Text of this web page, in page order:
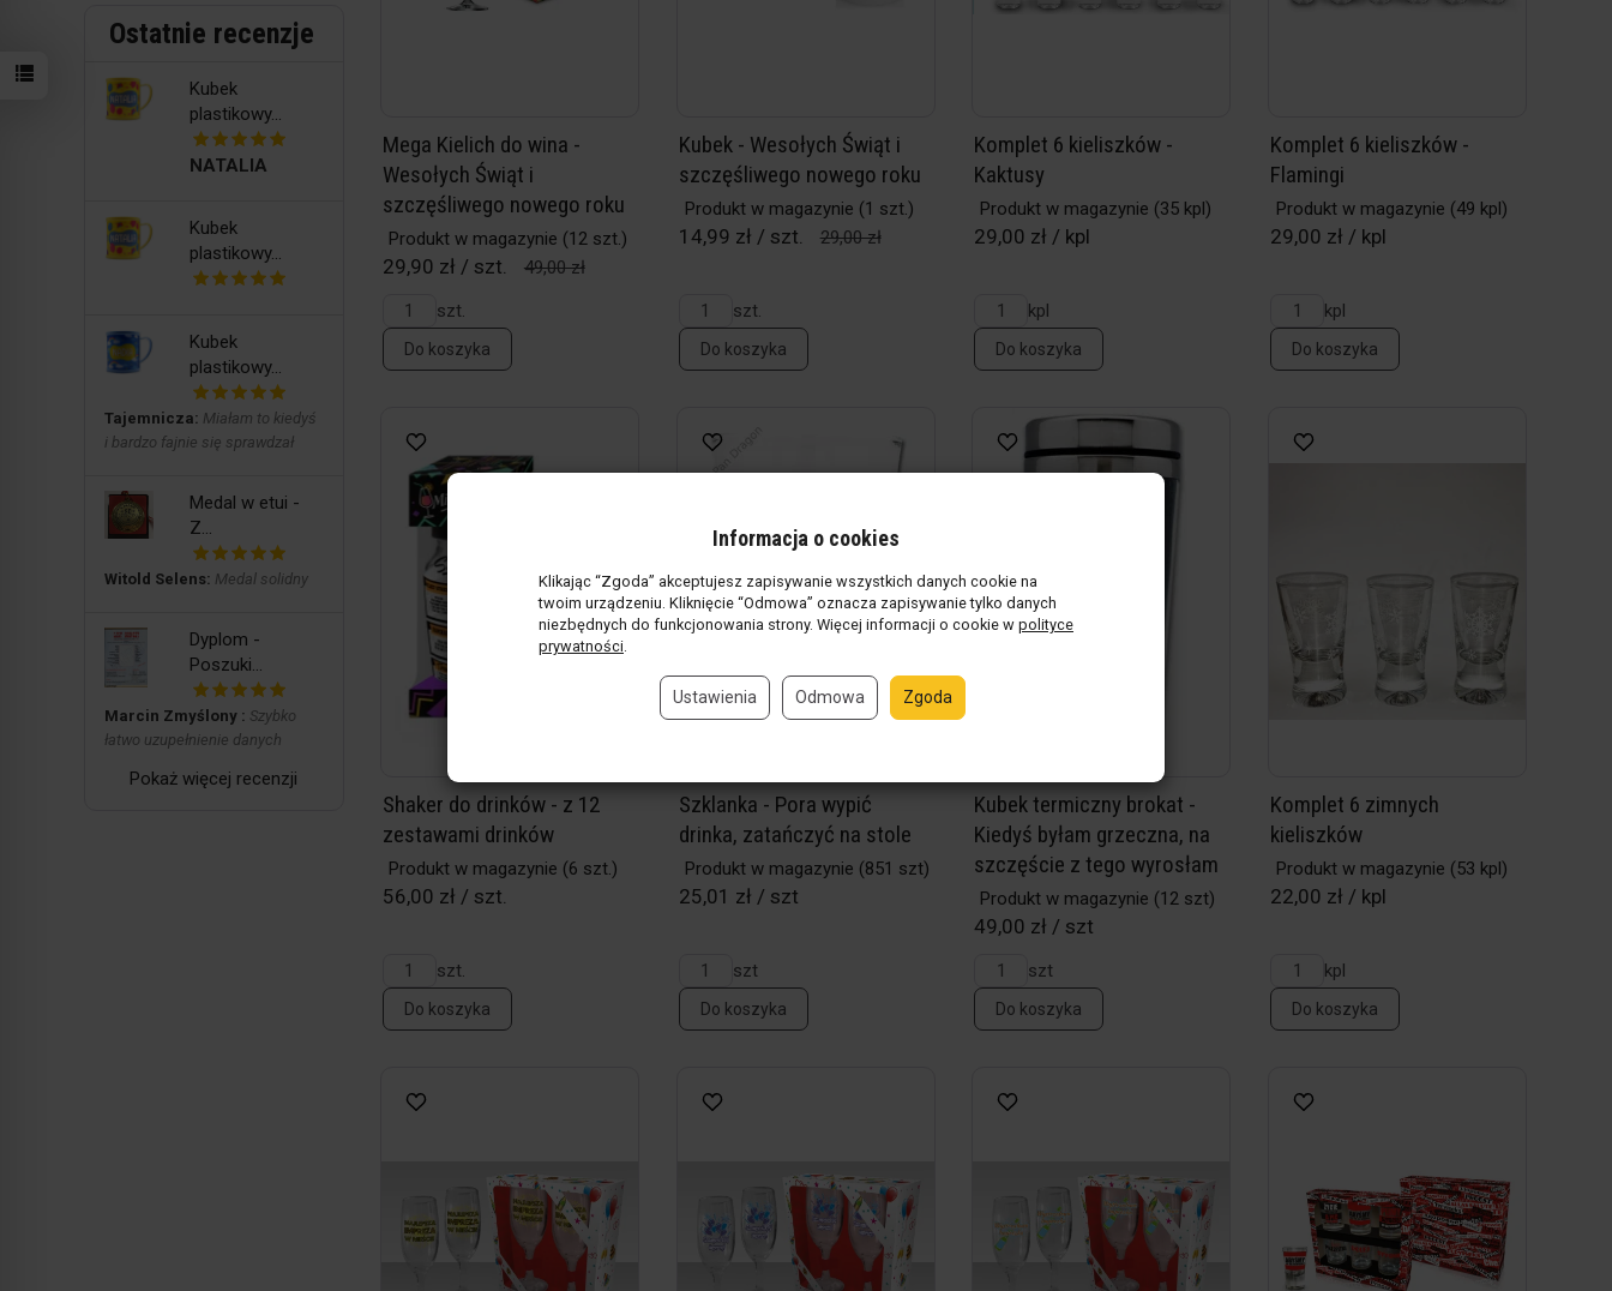
Mega Kielich do wina -
Wesołych Świąt i
szczęśliwego nowego roku
Produkt w magazynie (12 szt.)
29,90 zł / szt.
49,00 zł
szt.
Do koszyka
Kubek - Wesołych Świąt i
szczęśliwego nowego roku
Produkt w magazynie (1 szt.)
14,99 zł / szt. 29,00 zł
szt.
Do koszyka
Komplet 6 kieliszków -
Kaktusy
Produkt w magazynie (35 kpl)
29,00 zł / kpl
kpl
Do koszyka
Komplet 6 kieliszków -
Flamingi
Produkt w magazynie (49 kpl)
29,00 zł / kpl
kpl
Do koszyka
Shaker do drinków - z 12
zestawami drinków
Produkt w magazynie (6 szt.)
56,00 zł / szt.
szt.
Do koszyka
Szklanka - Pora wypić
drinka, zatańczyć na stole
Produkt w magazynie (851 szt)
25,01 zł / szt
szt
Do koszyka
Kubek termiczny brokat -
Kiedyś byłam grzeczna, na
szczęście z tego wyrosłam
Produkt w magazynie (12 szt)
49,00 zł / szt
szt
Do koszyka
Komplet 6 zimnych
kieliszków
Produkt w magazynie (53 kpl)
22,00 zł / kpl
kpl
Do koszyka
Ostatnie recenzje
Kubek
plastikowy...
NATALIA
Kubek
plastikowy...
Kubek
plastikowy...
Tajemnicza: Miałam to kiedyś
i bardzo fajnie się sprawdzał
Medal w etui -
Z...
Witold Selens: Medal solidny
Dyplom -
Poszuki...
Marcin Zmyślony : Szybko
łatwo uzupełnienie danych
Pokaż więcej recenzji
Informacja o cookies
Klikając “Zgoda” akceptujesz zapisywanie wszystkich danych cookie na
twoim urządzeniu. Kliknięcie “Odmowa” oznacza zapisywanie tylko danych
niezbędnych do funkcjonowania strony. Więcej informacji o cookie w polityce
prywatności.
Ustawienia Odmowa Zgoda